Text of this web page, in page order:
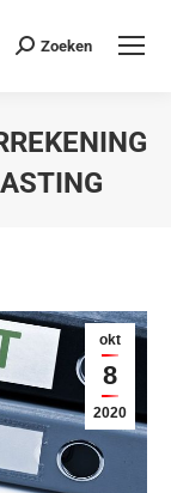
Zoeken
okt
8
2020